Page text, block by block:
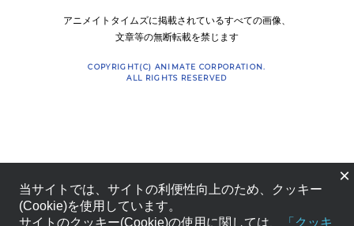
アニメイトタイムズに掲載されているすべての画像、
文章等の無断転載を禁じます
COPYRIGHT(C) ANIMATE CORPORATION.
ALL RIGHTS RESERVED
×
当サイトでは、サイトの利便性向上のため、クッキー
(Cookie)を使用しています。
サイトのクッキー(Cookie)の使用に関しては、
「クッキ